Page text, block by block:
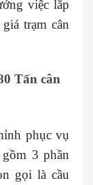
việc lắp
trạm cân
Tấn cân
phục vụ
3 phần
gọi là cầu